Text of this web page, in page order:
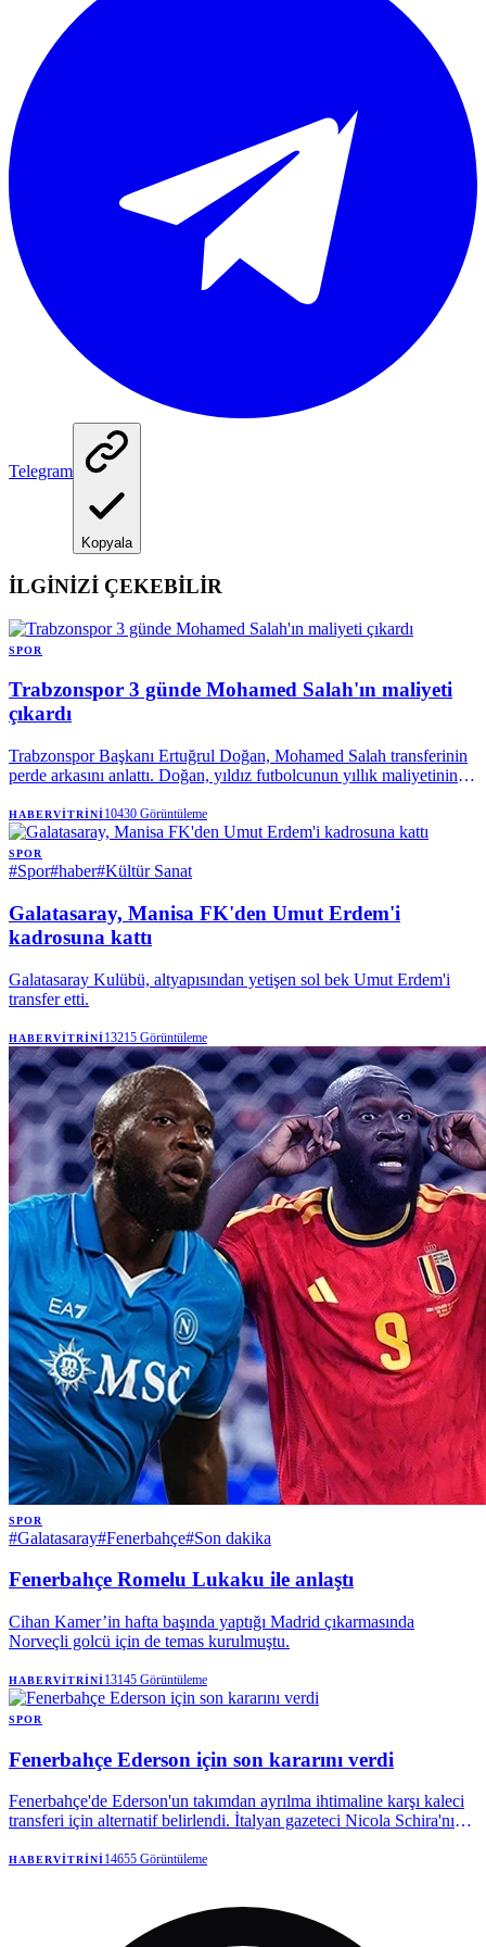
Telegram
Kopyala
İLGİNİZİ ÇEKEBİLİR
SPOR
Trabzonspor 3 günde Mohamed Salah'ın maliyeti
çıkardı
Trabzonspor Başkanı Ertuğrul Doğan, Mohamed Salah transferinin
perde arkasını anlattı. Doğan, yıldız futbolcunun yıllık maliyetinin
liralık kombine satıldığını belirtti. Bordo-mavililerde 18 binle kulüp
tarihinin kombine rekoru kırılırken, yeni hedef 25 bin olarak
belirlendi.
HABERVITRINI10430 Görüntüleme
SPOR
#Spor#haber#Kültür Sanat
Galatasaray, Manisa FK'den Umut Erdem'i
kadrosuna kattı
Galatasaray Kulübü, altyapısından yetişen sol bek Umut Erdem'i
transfer etti.
HABERVITRINI13215 Görüntüleme
SPOR
#Galatasaray#Fenerbahçe#Son dakika
Fenerbahçe Romelu Lukaku ile anlaştı
Cihan Kamer’in hafta başında yaptığı Madrid çıkarmasında
Norveçli golcü için de temas kurulmuştu.
HABERVITRINI13145 Görüntüleme
SPOR
Fenerbahçe Ederson için son kararını verdi
Fenerbahçe'de Ederson'un takımdan ayrılma ihtimaline karşı kaleci
transferi için alternatif belirlendi. İtalyan gazeteci Nicola Schira'nın
Milinkovic-Savic için bilgi aldı.
HABERVITRINI14655 Görüntüleme